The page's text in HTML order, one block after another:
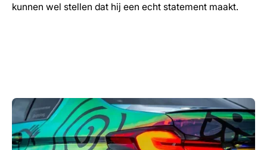
kunnen wel stellen dat hij een echt statement maakt.